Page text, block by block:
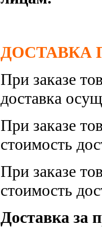
ДОСТАВКА
При заказе
доставка
При заказе
стоимость
При заказе
стоимость
Доставка за